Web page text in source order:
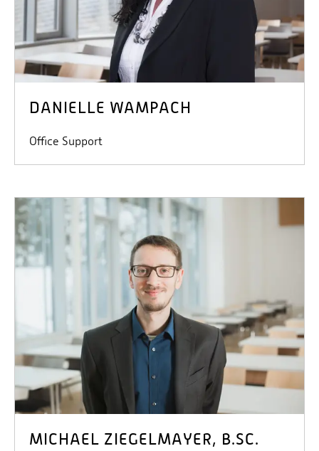
DANIELLE WAMPACH
Office Support
MICHAEL ZIEGELMAYER, B.SC.